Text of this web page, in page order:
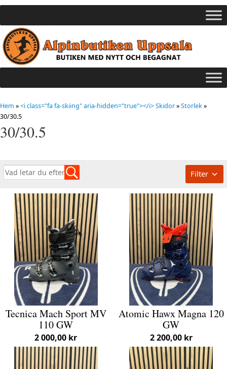
Hem »<i class="fa fa-skiing" aria-hidden="true"></i> Skidor»Storlek»
30/30.5
30/30.5
Filter
Tecnica Mach Sport MV
110 GW
2 000,00 kr
Atomic Hawx Magna 120
GW
2 200,00 kr